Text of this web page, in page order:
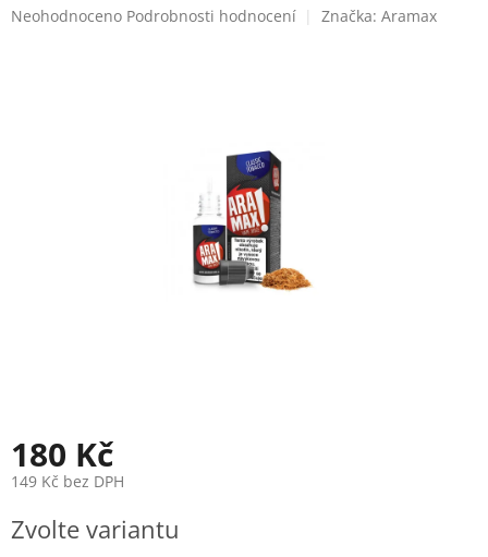
Průměrné
Neohodnoceno Podrobnosti hodnocení Značka: Aramax
180 Kč
149 Kč bez DPH
cena:
Zvolte variantu